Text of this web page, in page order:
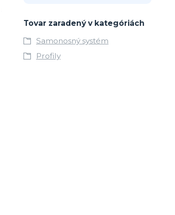
Tovar zaradený v kategóriách
Samonosný systém
Profily